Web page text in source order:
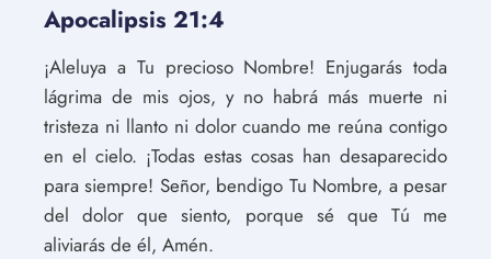
Apocalipsis 21:4
¡Aleluya a Tu precioso Nombre! Enjugarás toda
lágrima de mis ojos, y no habrá más muerte ni
tristeza ni llanto ni dolor cuando me reúna contigo
en el cielo. ¡Todas estas cosas han desaparecido
para siempre! Señor, bendigo Tu Nombre, a pesar
del dolor que siento, porque sé que Tú me
aliviarás de él, Amén.